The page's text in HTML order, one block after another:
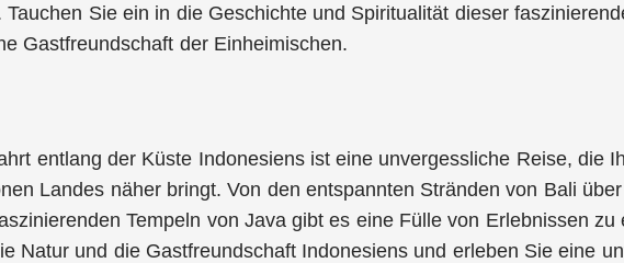
Tauchen Sie ein in die Geschichte und Spiritualität dieser
Gastfreundschaft der Einheimischen.
entlang der Küste Indonesiens ist eine unvergessliche Reise, die
Landes näher bringt. Von den entspannten Stränden von Bali
Tempeln von Java gibt es eine Fülle von Erlebnissen zu
Natur und die Gastfreundschaft Indonesiens und erleben Sie eine